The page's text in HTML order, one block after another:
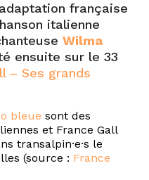
française
italienne
Wilma
ensuite sur le 33
– Ses grands
bleue sont des
et France Gall
transalpin·e·s le
(source : France